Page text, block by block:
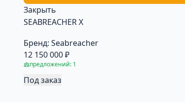
Закрыть
SEABREACHER X
Бренд: Seabreacher
12 150 000 ₽
предложений: 1
Под заказ